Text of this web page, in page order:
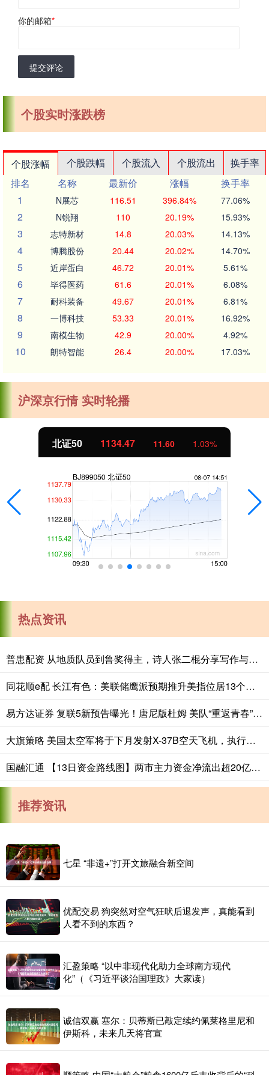
你的邮箱*
提交评论
个股实时涨跌榜
个股涨幅 个股跌幅 个股流入 个股流出
换手率
排名
名称 最新价 涨幅
换手率
1
N展芯 116.51 396.84% 77.06%
2 N锐翔 110 20.19% 15.93%
3 志特新材 14.8 20.03% 14.13%
4 博腾股份 20.44 20.02% 14.70%
5 近岸蛋白 46.72 20.01% 5.61%
6 毕得医药 61.6 20.01% 6.08%
7 耐科装备 49.67 20.01% 6.81%
8 一博科技 53.33 20.01% 16.92%
9 南模生物 42.9 20.00% 4.92%
10 朗特智能 26.4 20.00% 17.03%
沪深京行情 实时轮播
北证50 1134.47 11.60 1.03%
热点资讯
普患配资 从地质队员到鲁奖得主，诗人张二棍分享写作与人生：“因为苍天在上，我愿埋首人间”
同花顺e配 长江有色：美联储鹰派预期推升美指位居13个月高位 25日镍价或小跌
易方达证券 复联5新预告曝光！唐尼版杜姆 美队“重返青春”唤神锤
大旗策略 美国太空军将于下月发射X-37B空天飞机，执行第八次飞行任务_实验_航天器_技术
国融汇通 【13日资金路线图】两市主力资金净流出超20亿元 通信等行业实现净流入
推荐资讯
七星 “非遗+”打开文旅融合新空间
优配交易 狗突然对空气狂吠后退发声，真能看到
人看不到的东西？
汇盈策略 “以中非现代化助力全球南方现代
化”（《习近平谈治国理政》大家读）
诚信双赢 塞尔：贝蒂斯已敲定续约佩莱格里尼和
伊斯科，未来几天将官宣